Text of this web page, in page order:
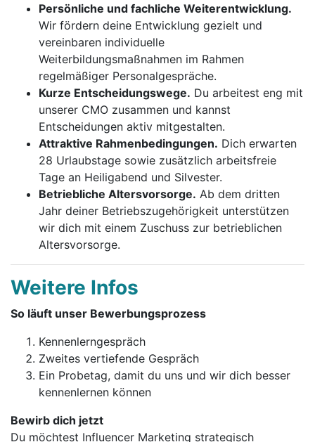
Persönliche und fachliche Weiterentwicklung.
Wir fördern deine Entwicklung gezielt und
vereinbaren individuelle
Weiterbildungsmaßnahmen im Rahmen
regelmäßiger Personalgespräche.
Kurze Entscheidungswege. Du arbeitest eng mit
unserer CMO zusammen und kannst
Entscheidungen aktiv mitgestalten.
Attraktive Rahmenbedingungen. Dich erwarten
28 Urlaubstage sowie zusätzlich arbeitsfreie
Tage an Heiligabend und Silvester.
Betriebliche Altersvorsorge. Ab dem dritten
Jahr deiner Betriebszugehörigkeit unterstützen
wir dich mit einem Zuschuss zur betrieblichen
Altersvorsorge.
Weitere Infos
So läuft unser Bewerbungsprozess
Kennenlerngespräch
Zweites vertiefende Gespräch
Ein Probetag, damit du uns und wir dich besser
kennenlernen können
Bewirb dich jetzt
Du möchtest Influencer Marketing strategisch